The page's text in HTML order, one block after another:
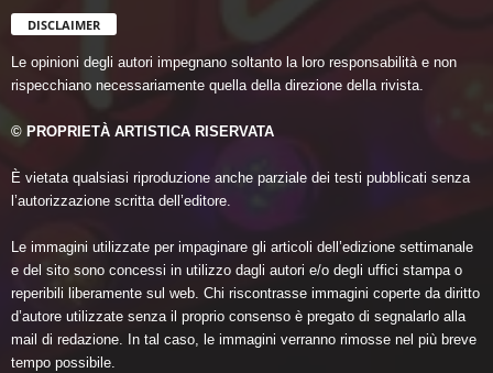
DISCLAIMER
Le opinioni degli autori impegnano soltanto la loro responsabilità e non
rispecchiano necessariamente quella della direzione della rivista.
© PROPRIETÀ ARTISTICA RISERVATA
È vietata qualsiasi riproduzione anche parziale dei testi pubblicati senza
l’autorizzazione scritta dell’editore.
Le immagini utilizzate per impaginare gli articoli dell’edizione settimanale
e del sito sono concessi in utilizzo dagli autori e/o degli uffici stampa o
reperibili liberamente sul web. Chi riscontrasse immagini coperte da diritto
d’autore utilizzate senza il proprio consenso è pregato di segnalarlo alla
mail di redazione. In tal caso, le immagini verranno rimosse nel più breve
tempo possibile.